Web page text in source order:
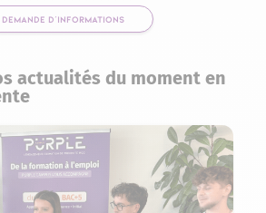
DEMANDE D'INFORMATIONS
actualités du moment en